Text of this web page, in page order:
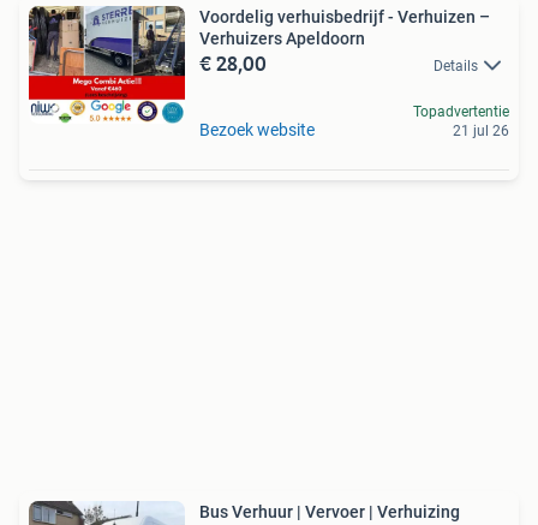
Voordelig verhuisbedrijf - Verhuizen –
Verhuizers Apeldoorn
€ 28,00 Details
Bezoek website
Topadvertentie
21 jul 26
Bus Verhuur | Vervoer | Verhuizing